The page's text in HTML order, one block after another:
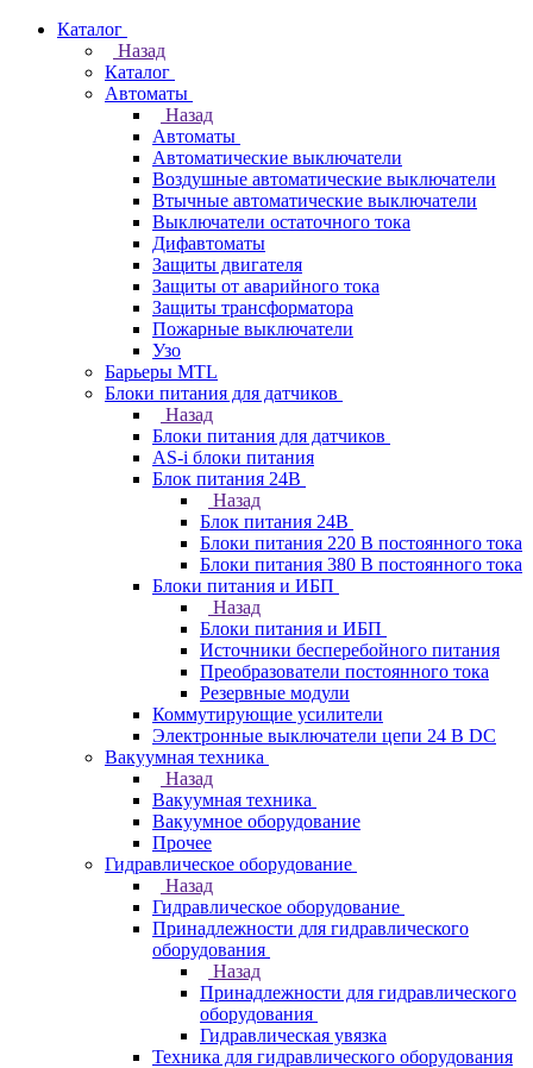
Каталог
Назад
Каталог
Автоматы
Назад
Автоматы
Автоматические выключатели
Воздушные автоматические выключатели
Втычные автоматические выключатели
Выключатели остаточного тока
Дифавтоматы
Защиты двигателя
Защиты от аварийного тока
Защиты трансформатора
Пожарные выключатели
Узо
Барьеры MTL
Блоки питания для датчиков
Назад
Блоки питания для датчиков
AS-i блоки питания
Блок питания 24В
Назад
Блок питания 24В
Блоки питания 220 В постоянного тока
Блоки питания 380 В постоянного тока
Блоки питания и ИБП
Назад
Блоки питания и ИБП
Источники бесперебойного питания
Преобразователи постоянного тока
Резервные модули
Коммутирующие усилители
Электронные выключатели цепи 24 В DC
Вакуумная техника
Назад
Вакуумная техника
Вакуумное оборудование
Прочее
Гидравлическое оборудование
Назад
Гидравлическое оборудование
Принадлежности для гидравлического
оборудования
Назад
Принадлежности для гидравлического
оборудования
Гидравлическая увязка
Техника для гидравлического оборудования